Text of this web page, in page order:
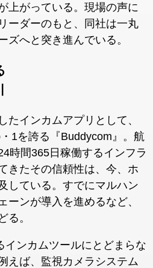
上がっている。現場の声に
ーダーのもと、同社は一丸
ズへと突き進んでいる。
たインカムアプリとして、
1を誇る『Buddycom』。航
時間365日稼働するインフラ
きたその信頼性は、今、ホ
している。すでにマルハン
ーンが導入を進めるなど、
る。
インカムツールにとどまらな
えば、監視カメラシステム